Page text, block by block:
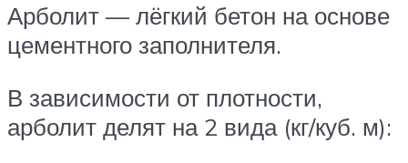
Арболит — лёгкий бетон на основе
цементного заполнителя.
В зависимости от плотности,
арболит делят на 2 вида (кг/куб. м):